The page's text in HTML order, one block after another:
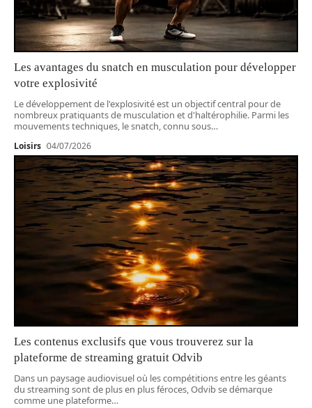
Les avantages du snatch en musculation pour développer
votre explosivité
Le développement de l'explosivité est un objectif central pour de
nombreux pratiquants de musculation et d'haltérophilie. Parmi les
mouvements techniques, le snatch, connu sous…
Loisirs 04/07/2026
Les contenus exclusifs que vous trouverez sur la
plateforme de streaming gratuit Odvib
Dans un paysage audiovisuel où les compétitions entre les géants
du streaming sont de plus en plus féroces, Odvib se démarque
comme une plateforme…